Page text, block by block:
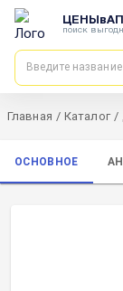
поиск
Главная / Каталог /
ОСНОВНОЕ